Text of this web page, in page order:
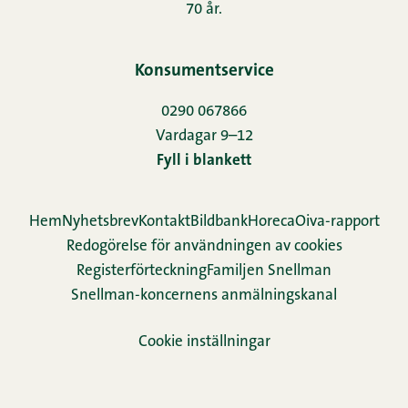
70 år.
Konsumentservice
0290 067866
Vardagar 9–12
Fyll i blankett
HemNyhetsbrevKontaktBildbankHorecaOiva-rapport
Redogörelse för användningen av cookies
Re­gis­ter­för­teck­ningFamiljen Snellman
Snellman-koncernens anmälningskanal
Cookie inställningar